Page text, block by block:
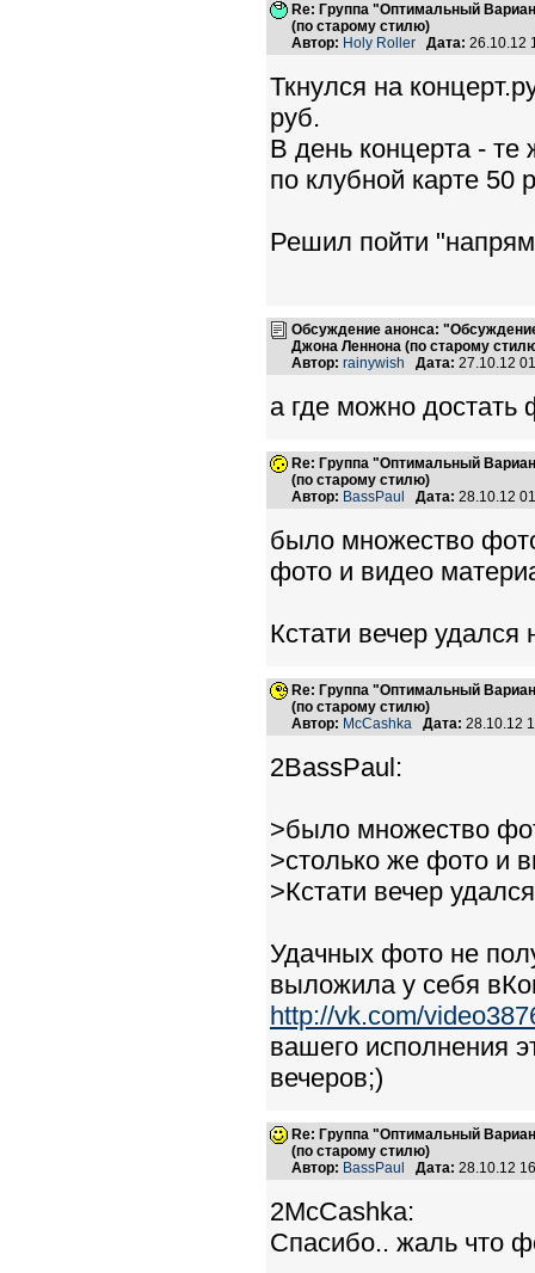
Re: Группа "Оптимальный
(по старому стилю)
Автор: Holy Roller Дата:
Ткнулся на
руб.
В день концерта -
по клубной карте 50
Решил пойти
Обсуждение анонса:
Джона Леннона (по старому
Автор: rainywish Дата: 27.10.12
а где можно достать
Re: Группа "Оптимальный
(по старому стилю)
Автор: BassPaul Дата: 28.10.12
было множество
фото и видео
Кстати вечер
Re: Группа "Оптимальный
(по старому стилю)
Автор: McCashka Дата: 28.10.12
2BassPaul:
>было множество
>столько же фото и
>Кстати вечер
Удачных фото не
выложила у себя
http://vk.com/
вашего исполнения
вечеров;)
Re: Группа "Оптимальный
(по старому стилю)
Автор: BassPaul Дата: 28.10.12
2McCashka:
Спасибо.. жаль что